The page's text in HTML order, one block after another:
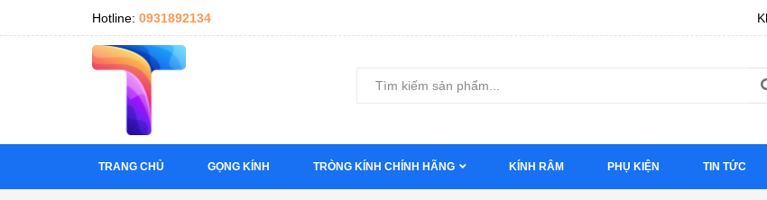
Hotline: 0931892134
TRANG CHỦ GỌNG KÍNH TRÒNG KÍNH CHÍNH HÃNG KÍNH RÂM PHỤ KIỆN TIN TỨC